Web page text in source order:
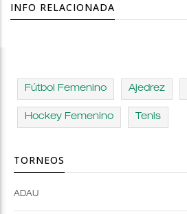
INFO RELACIONADA
Fútbol Femenino Ajedrez
Hockey Femenino Tenis
TORNEOS
Open
Open
ADAU